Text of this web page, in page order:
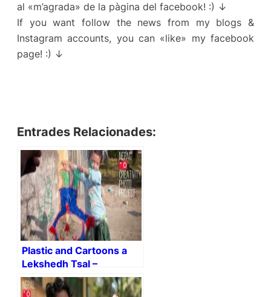
al «m’agrada» de la pàgina del facebook! :) ↓
If you want follow the news from my blogs &
Instagram accounts, you can «like» my facebook
page! :) ↓
Entrades Relacionades:
Plastic and Cartoons a
Lekshedh Tsal –
Jampaling ‪‎Tibetan‬
settlement